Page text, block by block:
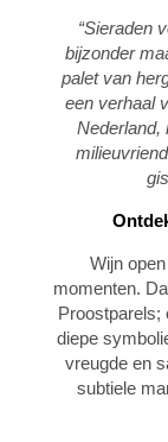
“Sieraden
bijzonder
palet van
een verhaal
Nederland,
Wijn
momenten.
Proostparels;
diepe
vreugde en
subtiele